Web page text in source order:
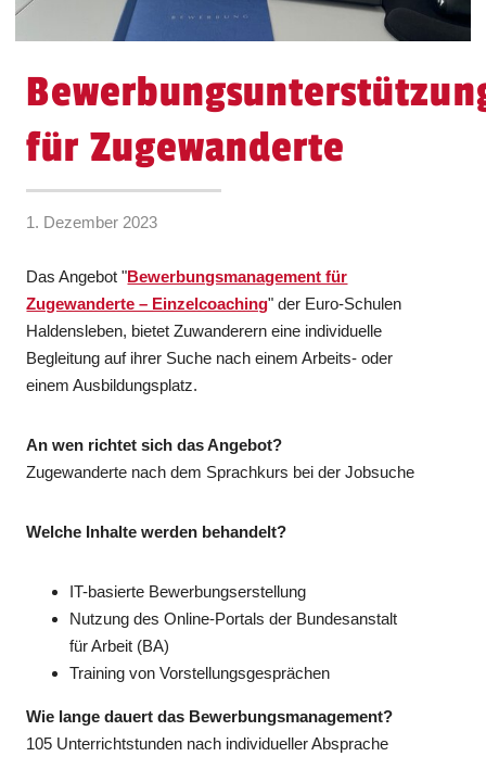
für Zugewanderte
1. Dezember 2023
Das Angebot "Bewerbungsmanagement für
Zugewanderte – Einzelcoaching" der Euro-Schulen
Haldensleben, bietet Zuwanderern eine individuelle
Begleitung auf ihrer Suche nach einem Arbeits- oder
einem Ausbildungsplatz.
An wen richtet sich das Angebot?
Zugewanderte nach dem Sprachkurs bei der Jobsuche
Welche Inhalte werden behandelt?
IT-basierte Bewerbungserstellung
Nutzung des Online-Portals der Bundesanstalt
für Arbeit (BA)
Training von Vorstellungsgesprächen
Wie lange dauert das Bewerbungsmanagement?
105 Unterrichtstunden nach individueller Absprache